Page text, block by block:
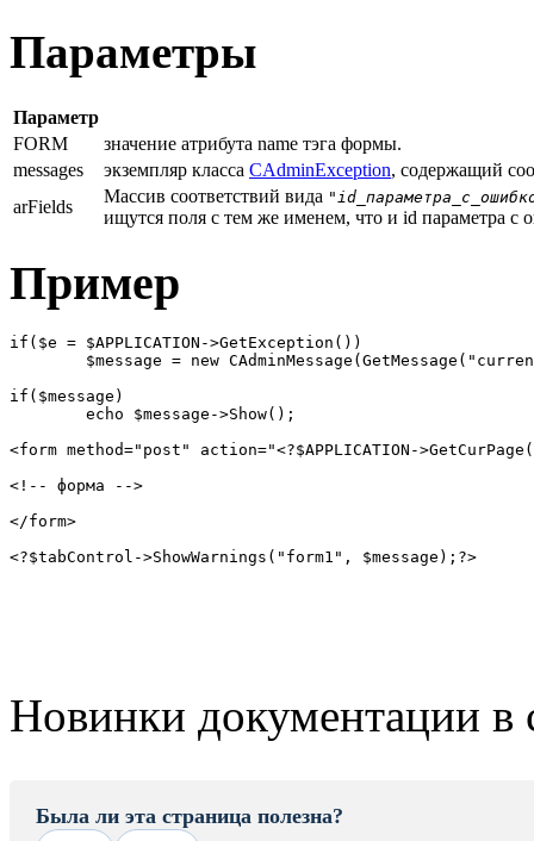
Параметры
Параметр
FORM
значение атрибута name тэга формы.
messages
экземпляр класса CAdminException, содержащий
arFields
Массив соответствий вида "
ищутся поля с тем же именем, что и id параметра с
Пример
if($e = $APPLICATION->GetException())
if($message)
<form method="post" action="<?$APPLICATION-
<!-- форма -->
</form>
<?$tabControl->ShowWarnings("form1", $message);?>
Новинки документации в
Была ли эта страница полезна?